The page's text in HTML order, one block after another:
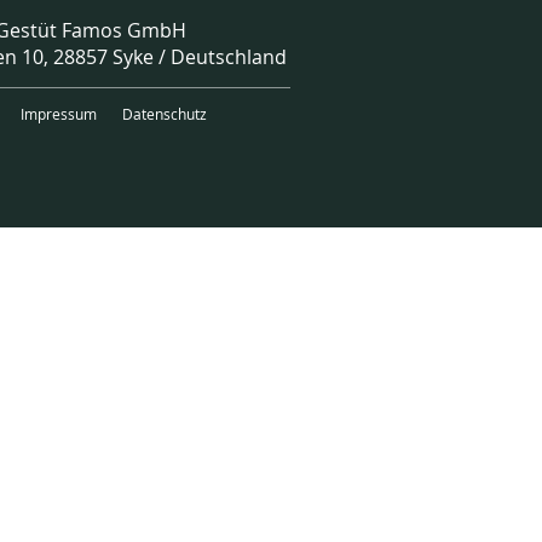
Famos GmbH
10, 28857 Syke / Deutschland
Impressum Datenschutz